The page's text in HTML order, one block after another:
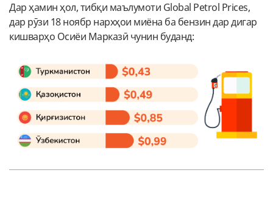
Дар ҳамин ҳол, тибқи маълумоти Global Petrol Prices,
дар рӯзи 18 ноябр нархҳои миёна ба бензин дар дигар
кишварҳо Осиёи Марказӣ чунин буданд: